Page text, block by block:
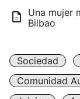
Una mujer
Bilbao
Sociedad
Comunidad